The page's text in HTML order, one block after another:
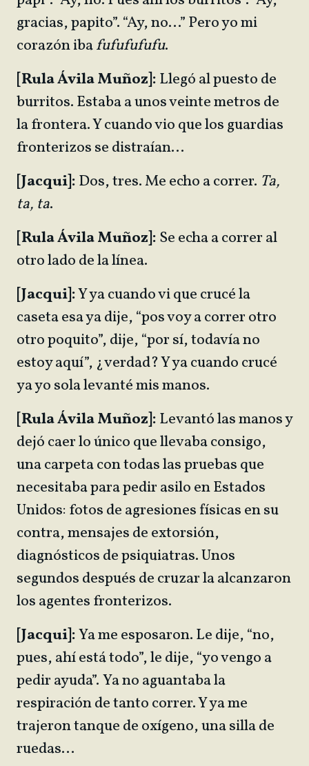
gracias, papito”. “Ay, no…” Pero yo mi
corazón ibafufufufufu.
[Rula Ávila Muñoz]:Llegó al puesto de
burritos. Estaba a unos veinte metros de
la frontera. Y cuando vio que los guardias
fronterizos se distraían…
[Jacqui]:Dos, tres. Me echo a correr. Ta,
ta, ta.
[Rula Ávila Muñoz]:Se echa a correr al
otro lado de la línea.
[Jacqui]:Y ya cuando vi que crucé la
caseta esa ya dije, “pos voy a correr otro
otro poquito”, dije, “por sí, todavía no
estoy aquí”, ¿verdad? Y ya cuando crucé
ya yo sola levanté mis manos.
[Rula Ávila Muñoz]:Levantó las manos y
dejó caer lo único que llevaba consigo,
una carpeta con todas las pruebas que
necesitaba para pedir asilo en Estados
Unidos: fotos de agresiones físicas en su
contra, mensajes de extorsión,
diagnósticos de psiquiatras. Unos
segundos después de cruzar la alcanzaron
los agentes fronterizos.
[Jacqui]:Ya me esposaron. Le dije, “no,
pues, ahí está todo”, le dije, “yo vengo a
pedir ayuda”. Ya no aguantaba la
respiración de tanto correr. Y ya me
trajeron tanque de oxígeno, una silla de
ruedas…